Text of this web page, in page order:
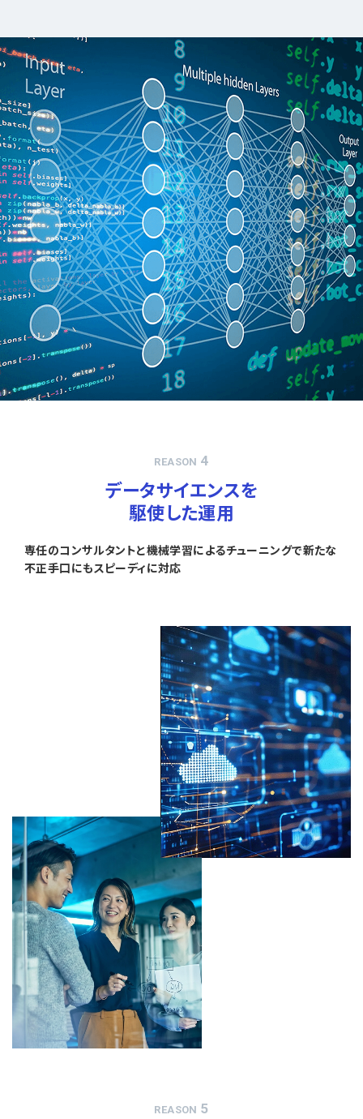
REASON 4
データサイエンスを
駆使した運用
専任のコンサルタントと機械学習によるチューニングで新たな
不正手口にもスピーディに対応
REASON 5